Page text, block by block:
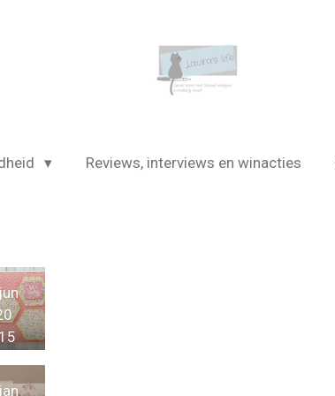
Reviews, interviews en winacties